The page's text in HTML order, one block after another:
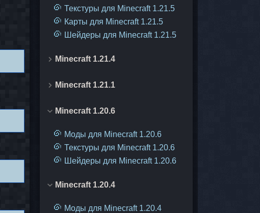
Текстуры для Minecraft 1.21.5
Карты для Minecraft 1.21.5
Шейдеры для Minecraft 1.21.5
Minecraft 1.21.4
Minecraft 1.21.1
Minecraft 1.20.6
Моды для Minecraft 1.20.6
Текстуры для Minecraft 1.20.6
Шейдеры для Minecraft 1.20.6
Minecraft 1.20.4
Моды для Minecraft 1.20.4